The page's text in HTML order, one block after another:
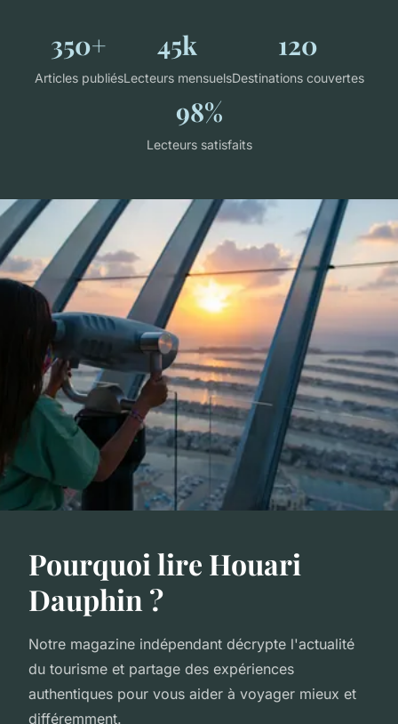
350+
Articles publiés
45k
Lecteurs mensuels
120
Destinations couvertes
98%
Lecteurs satisfaits
Pourquoi lire Houari
Dauphin ?
Notre magazine indépendant décrypte l'actualité
du tourisme et partage des expériences
authentiques pour vous aider à voyager mieux et
différemment.